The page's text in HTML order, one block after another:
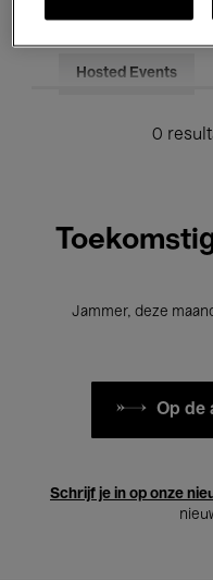
Onderwijs
Hosted Events
0
Jammer, deze
Op de
Schrijf je in op onze